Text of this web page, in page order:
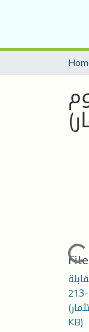
Loading...
للبناء ) في ظل المرسوم التنفيذي رقم 18-213
KB)